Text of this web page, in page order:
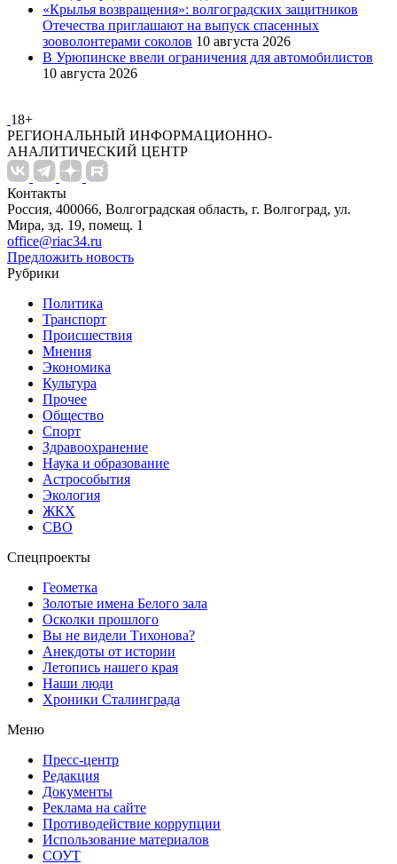
«Крылья возвращения»: волгоградских защитников
Отечества приглашают на выпуск спасенных
зооволонтерами соколов 10 августа 2026
В Урюпинске ввели ограничения для автомобилистов
10 августа 2026
18+
РЕГИОНАЛЬНЫЙ ИНФОРМАЦИОННО-
АНАЛИТИЧЕСКИЙ ЦЕНТР
Контакты
Россия, 400066, Волгоградская область, г. Волгоград, ул.
Мира, зд. 19, помещ. 1
office@riac34.ru
Предложить новость
Рубрики
Политика
Транспорт
Происшествия
Мнения
Экономика
Культура
Прочее
Общество
Спорт
Здравоохранение
Наука и образование
Астрособытия
Экология
ЖКХ
СВО
Спецпроекты
Геометка
Золотые имена Белого зала
Осколки прошлого
Вы не видели Тихонова?
Анекдоты от истории
Летопись нашего края
Наши люди
Хроники Сталинграда
Меню
Пресс-центр
Редакция
Документы
Реклама на сайте
Противодействие коррупции
Использование материалов
СОУТ